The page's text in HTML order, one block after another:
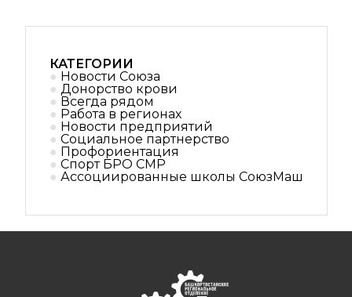
КАТЕГОРИИ
Новости Союза
Донорство крови
Всегда рядом
Работа в регионах
Новости предприятий
Социальное партнерствo
Профориентация
Спорт БРО СМР
Ассоциированные школы СоюзМаш